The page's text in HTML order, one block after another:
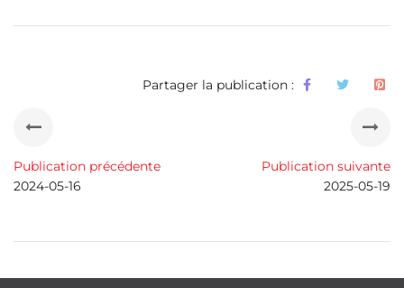
Partager la publication :
Publication précédente
2024-05-16
Publication suivante
2025-05-19